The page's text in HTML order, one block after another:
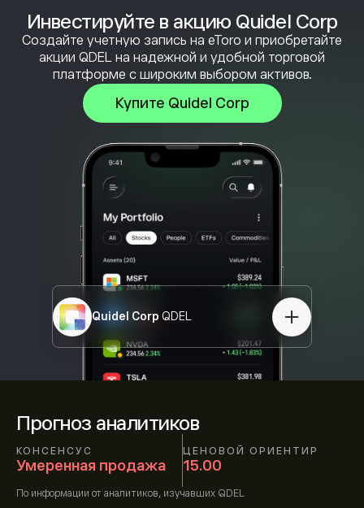
Прогноз аналитиков
КОНСЕНСУС
Умеренная продажа
ЦЕНОВОЙ ОРИЕНТИР
15.00
По информации от аналитиков, изучавших QDEL
Инвестируйте в акцию Quidel Corp
Создайте учетную запись на eToro и приобретайте
акции QDEL на надежной и удобной торговой
платформе с широким выбором активов.
Купите Quidel Corp
Quidel Corp QDEL